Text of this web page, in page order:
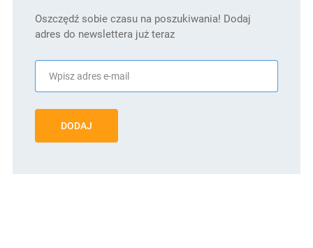
Oszczędź sobie czasu na poszukiwania! Dodaj
adres do newslettera już teraz
DODAJ